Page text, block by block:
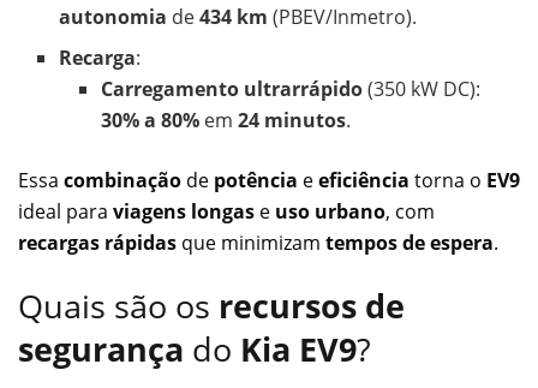
autonomia de434 km (PBEV/Inmetro).
Recarga:
Carregamento ultrarrápido(350 kW DC):
30% a 80%em 24 minutos.
Essa combinação de potência eeficiência torna o EV9
ideal para viagens longas e uso urbano, com
recargas rápidas que minimizam tempos de espera.
Quais são os recursos de
segurança do Kia EV9?